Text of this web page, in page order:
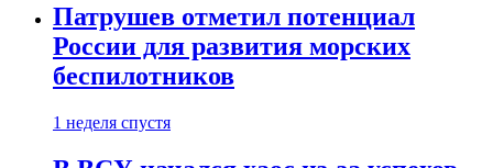
Патрушев отметил потенциал
России для развития морских
беспилотников
1 неделя спустя